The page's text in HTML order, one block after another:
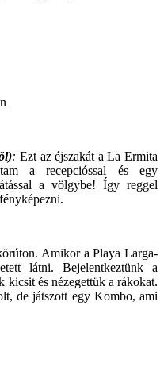
: Ezt az éjszakát a La Ermita
a recepcióssal és egy
a völgybe! Így reggel
Amikor a Playa Larga-
látni. Bejelentkeztünk a
kicsit és nézegettük a rákokat.
de játszott egy Kombo, ami